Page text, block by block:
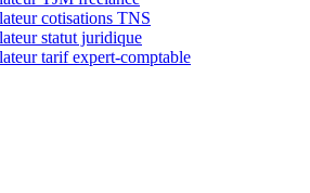
cotisations TNS
statut juridique
tarif expert-comptable